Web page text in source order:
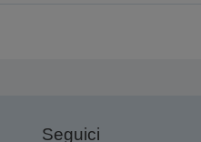
Seguici